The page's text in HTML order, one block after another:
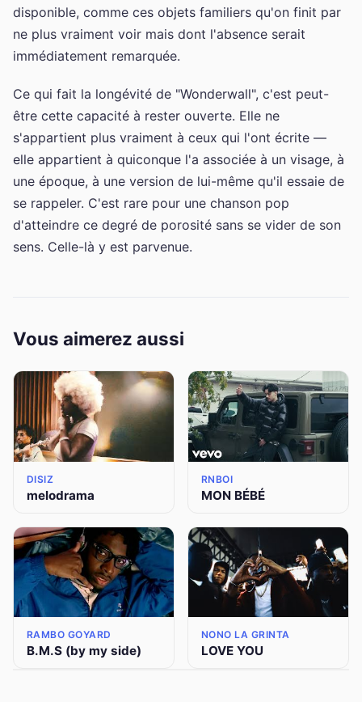
disponible, comme ces objets familiers qu'on finit par
ne plus vraiment voir mais dont l'absence serait
immédiatement remarquée.
Ce qui fait la longévité de "Wonderwall", c'est peut-
être cette capacité à rester ouverte. Elle ne
s'appartient plus vraiment à ceux qui l'ont écrite —
elle appartient à quiconque l'a associée à un visage, à
une époque, à une version de lui-même qu'il essaie de
se rappeler. C'est rare pour une chanson pop
d'atteindre ce degré de porosité sans se vider de son
sens. Celle-là y est parvenue.
Vous aimerez aussi
DISIZ
melodrama
RNBOI
MON BÉBÉ
RAMBO GOYARD
B.M.S (by my side)
NONO LA GRINTA
LOVE YOU